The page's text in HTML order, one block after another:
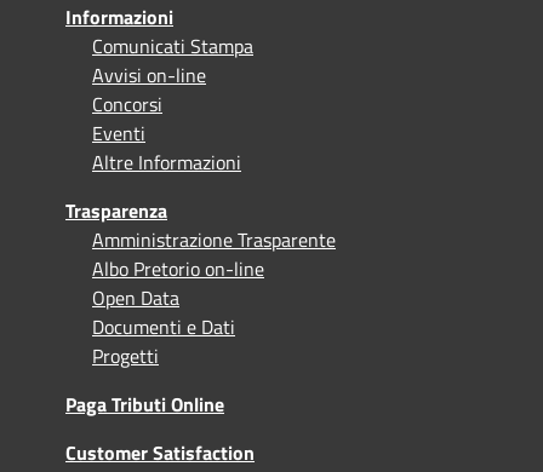
Informazioni
Comunicati Stampa
Avvisi on-line
Concorsi
Eventi
Altre Informazioni
Trasparenza
Amministrazione Trasparente
Albo Pretorio on-line
Open Data
Documenti e Dati
Progetti
Paga Tributi Online
Customer Satisfaction